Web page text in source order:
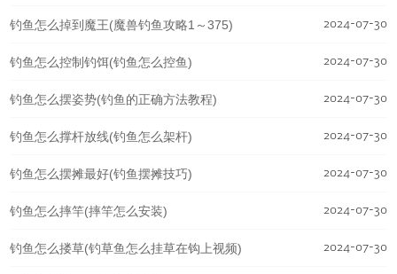
2024-07-30
钓鱼怎么掉到魔王(魔兽钓鱼攻略1～375)
2024-07-30
钓鱼怎么控制钓饵(钓鱼怎么控鱼)
2024-07-30
钓鱼怎么摆姿势(钓鱼的正确方法教程)
2024-07-30
钓鱼怎么撑杆放线(钓鱼怎么架杆)
2024-07-30
钓鱼怎么摆摊最好(钓鱼摆摊技巧)
2024-07-30
钓鱼怎么摔竿(摔竿怎么安装)
2024-07-30
钓鱼怎么搂草(钓草鱼怎么挂草在钩上视频)